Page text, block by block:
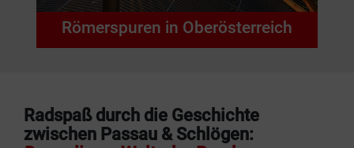
Römerspuren in Oberösterreich
Radspaß durch die Geschichte
zwischen Passau & Schlögen: